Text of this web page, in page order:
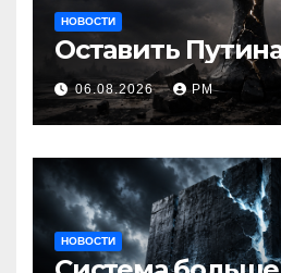
НОВОСТИ
Оставить
06.08.2026 РМ
НОВОСТИ